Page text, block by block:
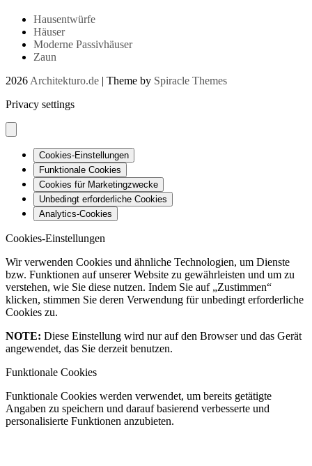
Hausentwürfe
Häuser
Moderne Passivhäuser
Zaun
2026 Architekturo.de | Theme by Spiracle Themes
Privacy settings
Cookies-Einstellungen
Funktionale Cookies
Cookies für Marketingzwecke
Unbedingt erforderliche Cookies
Analytics-Cookies
Cookies-Einstellungen
Wir verwenden Cookies und ähnliche Technologien, um Dienste
bzw. Funktionen auf unserer Website zu gewährleisten und um zu
verstehen, wie Sie diese nutzen. Indem Sie auf „Zustimmen“
klicken, stimmen Sie deren Verwendung für unbedingt erforderliche
Cookies zu.
NOTE: Diese Einstellung wird nur auf den Browser und das Gerät
angewendet, das Sie derzeit benutzen.
Funktionale Cookies
Funktionale Cookies werden verwendet, um bereits getätigte
Angaben zu speichern und darauf basierend verbesserte und
personalisierte Funktionen anzubieten.